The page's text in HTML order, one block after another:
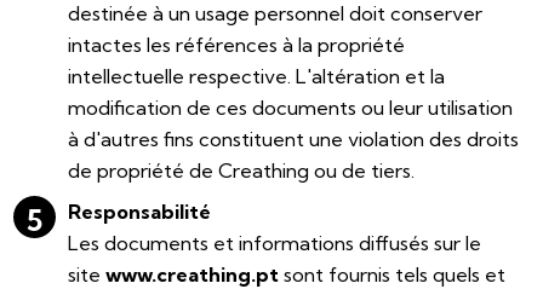
destinée à un usage personnel doit conserver
intactes les références à la propriété
intellectuelle respective. L'altération et la
modification de ces documents ou leur utilisation
à d'autres fins constituent une violation des droits
de propriété de Creathing ou de tiers.
Responsabilité
Les documents et informations diffusés sur le
site www.creathing.pt sont fournis tels quels et